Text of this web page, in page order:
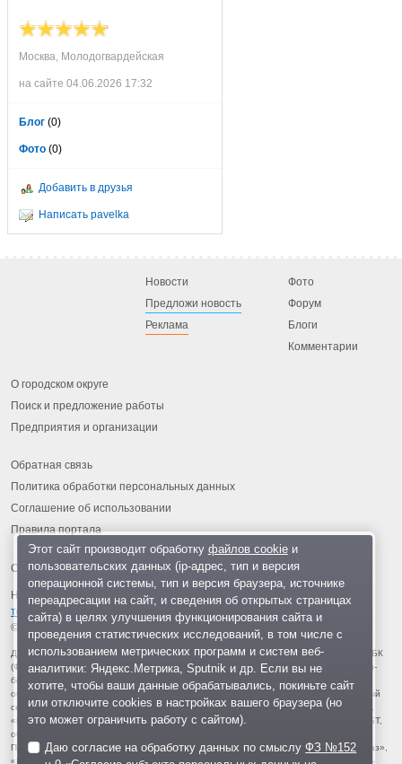
Москва, Молодогвардейская
на сайте 04.06.2026 17:32
Блог (0)
Фото (0)
Добавить в друзья
Написать pavelka
Новости
Предложи новость
Реклама
Фото
Форум
Блоги
Комментарии
О городском округе
Поиск и предложение работы
Предприятия и организации
Обратная связь
Политика обработки персональных данных
Соглашение об использовании
Правила портала
На информационном ресурсе применяются
технологии
© 2013-2026 «ОИНФО»,
сделано в Одинцово
Для читателей: В России признаны экстремистскими и запрещены организации ФБК
(Фонд борьбы с коррупцией, признан иноагентом), Штабы Навального, «Национал-
большевистская партия», «Свидетели Иеговы», «Армия воли народа», «Русский
общенациональный союз», «Движение против нелегальной иммиграции», «Правый
сектор», УНА-УНСО, УПА, «Тризуб им. Степана Бандеры», «Мизантропик дивижн»,
«Меджлис крымскотатарского народа», движение «Артподготовка», движение ЛГБТ,
общероссийская политическая партия «Воля», АУЕ, батальоны «Азов» и «Айдар».
Признаны террористическими и запрещены: «Движение Талибан», «Имарат Кавказ»,
«Исламское государство» (ИГ, ИГИЛ), Джебхад-ан-Нусра, «АУМ Синрике», «Братья-
Этот сайт производит обработку файлов cookieи
пользовательских данных (ip-адрес, тип и версия
операционной системы, тип и версия браузера, источнике
переадресации на сайт, и сведения об открытых страницах
сайта) в целях улучшения функционирования сайта и
проведения статистических исследований, в том числе с
использованием метрических программ и систем веб-
аналитики: Яндекс.Метрика, Sputnik и др. Если вы не
хотите, чтобы ваши данные обрабатывались, покиньте сайт
или отключите cookies в настройках вашего браузера (но
это может ограничить работу с сайтом).
Даю согласие на обработку данных по смыслуФЗ №152